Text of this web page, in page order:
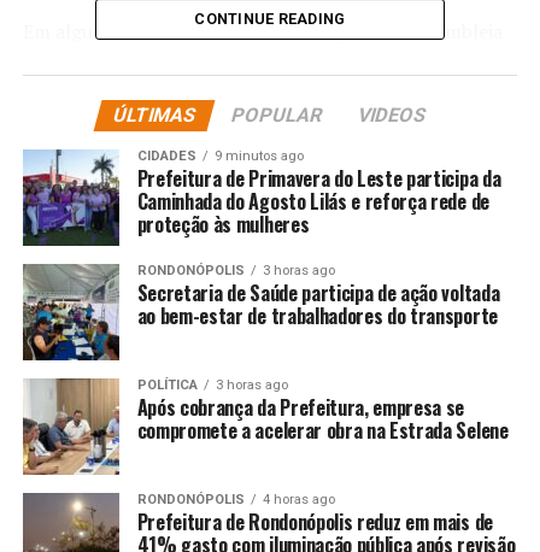
Em algumas cidades, como Rondonópolis, a Assembleia
expansão faz parte do projeto Digitaliza Brasil, iniciativa
do governo federal que estabeleceu as diretrizes para a
conclusão do processo de digitalização da transmissão
de televisão analógica no Brasil. Incluindo Sapezal, que
está operando em caráter experimental, mas onde
nosso sinal já está disponível, essa expansão foi
viabilizada por meio da parceria com esse programa
federal que envolve a Assembleia Legislativa, a Câmara
de Vereadores, a Rede Legislativa, por meio da Câmara
dos Deputados e, evidentemente, o governo federal.
Esses são os parceiros do programa”, explicou o
superintendente da TVAL, Jaime Neto, que também
destacou o empenho da gerência técnica da TVAL para
que essa expansão seja possível.
CONTINUE READING
ÚLTIMAS POPULAR VIDEOS
CIDADES 9 minutos ago
Prefeitura de Primavera do Leste participa da
Caminhada do Agosto Lilás e reforça rede de
proteção às mulheres
RONDONÓPOLIS 3 horas ago
Secretaria de Saúde participa de ação voltada
ao bem-estar de trabalhadores do transporte
POLÍTICA 3 horas ago
Após cobrança da Prefeitura, empresa se
compromete a acelerar obra na Estrada Selene
RONDONÓPOLIS 4 horas ago
Prefeitura de Rondonópolis reduz em mais de
41% gasto com iluminação pública após revisão